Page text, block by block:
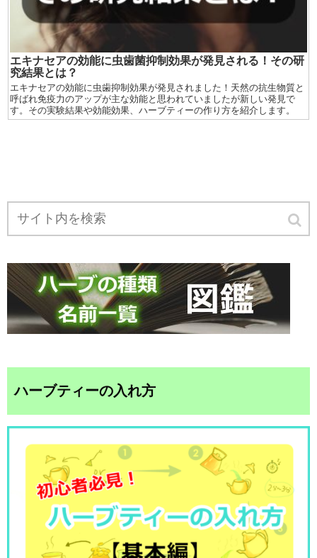
エキナセアの効能に虫歯菌抑制効果が発見される！その研
究結果とは？
エキナセアの効能に虫歯抑制効果が発見されました！天然の抗生物質と
呼ばれ免疫力のアップが主な効能と思われていましたが新しい発見で
す。その実験結果や効能効果、ハーブティーの作り方を紹介します。
ハーブティーの入れ方